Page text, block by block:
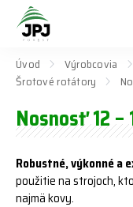
Úvod Výrobcovia
Šrotové rotátory
Nosnosť 12 –
Robustné, výkonné a
použitie na strojoch,
najmä kovy.